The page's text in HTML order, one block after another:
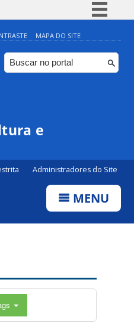
Simplifique!
Comunica BR
Participe
MAPA DO SITE
e
Administradores do Site
MENU